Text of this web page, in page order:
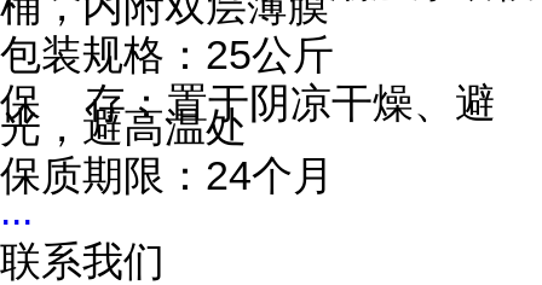
包装规格： 25公斤
保 存：置于阴凉干燥、避
光，避高温处
保质期限： 24个月
...
联系我们